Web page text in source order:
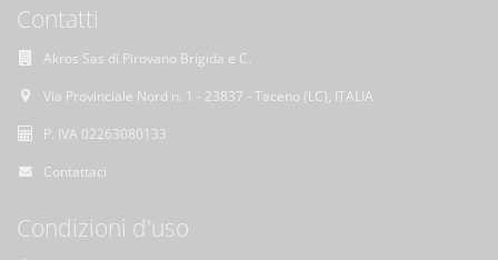
Contatti
Akros Sas di Pirovano Brigida e C.
Via Provinciale Nord n. 1 - 23837 - Taceno (LC), ITALIA
P. IVA 02263080133
Contattaci
Condizioni d'uso